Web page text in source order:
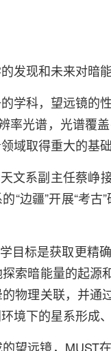
发现和未来对暗
学科，望远镜的
率光谱，光谱覆
域取得重大的基
文系副主任蔡峥
“边疆”开展“考
目标是获取更精
索暗能量的起
物理关联，并通
境下的星系形
望远镜，MUST